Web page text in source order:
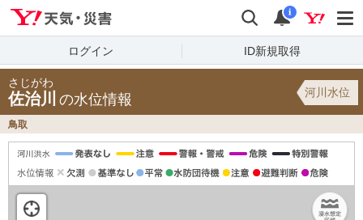
検索 通知
i
ログイン ID新規取得
さじがわ
佐治川 の水位情報 河川水位
鳥取